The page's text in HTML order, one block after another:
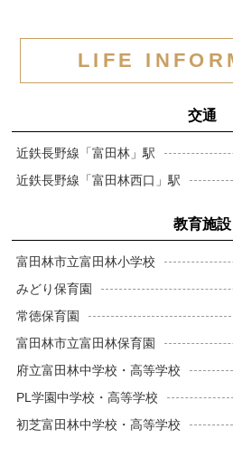
LIFE
交通
近鉄長野線「富田林」駅
近鉄長野線「富田林西口」駅
教育施設
富田林市立富田林小学校
みどり保育園
常徳保育園
富田林市立富田林保育園
府立富田林中学校・高等学校
PL学園中学校・高等学校
初芝富田林中学校・高等学校